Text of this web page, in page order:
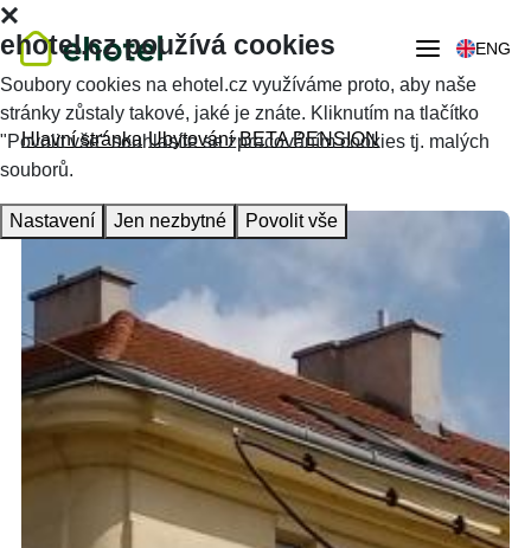
ENG
Hlavní stránka Ubytování BETA PENSION
ehotel.cz používá cookies
Soubory cookies na ehotel.cz využíváme proto, aby naše
stránky zůstaly takové, jaké je znáte. Kliknutím na tlačítko
"Povolit vše" souhlasíte se zpracováním cookies tj. malých
souborů.
Nastavení Jen nezbytné Povolit vše